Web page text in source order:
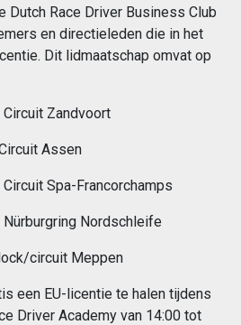
Dutch Race Driver Business Club
en directieleden die in het
Dit lidmaatschap omvat op
Zandvoort
Assen
Spa-Francorchamps
Nordschleife
circuit Meppen
een EU-licentie te halen tijdens
Driver Academy van 14:00 tot